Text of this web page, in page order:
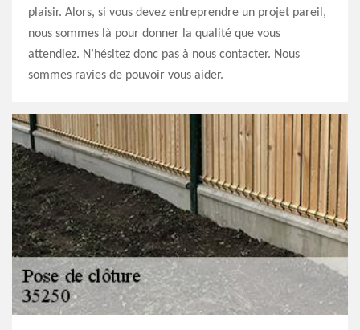
plaisir. Alors, si vous devez entreprendre un projet pareil,
nous sommes là pour donner la qualité que vous
attendiez. N’hésitez donc pas à nous contacter. Nous
sommes ravies de pouvoir vous aider.